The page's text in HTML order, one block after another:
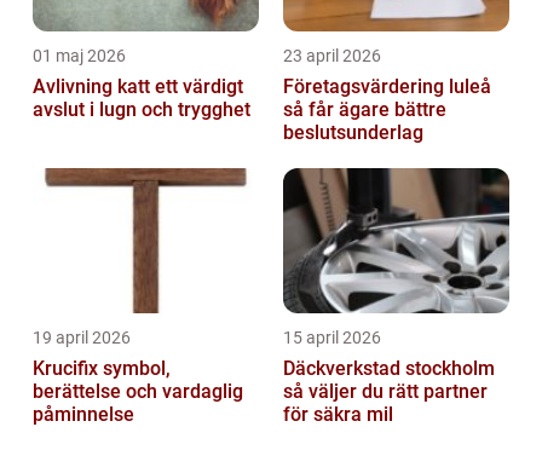
01 maj 2026
Avlivning katt ett värdigt
avslut i lugn och trygghet
23 april 2026
Företagsvärdering luleå
så får ägare bättre
beslutsunderlag
19 april 2026
Krucifix symbol,
berättelse och vardaglig
påminnelse
15 april 2026
Däckverkstad stockholm
så väljer du rätt partner
för säkra mil